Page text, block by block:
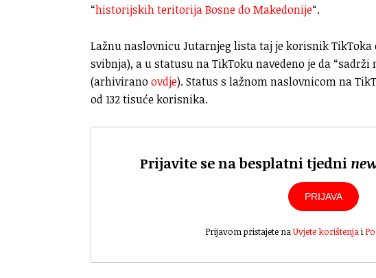
“historijskih teritorija Bosne do Makedonije“.
Lažnu naslovnicu Jutarnjeg lista taj je korisnik TikToka
svibnja), a u statusu na TikToku navedeno je da “sadrži
(arhiviranoovdje). Status s lažnom naslovnicom na
od 132 tisuće korisnika.
Prijavite se na besplatni tjedni
PRIJAVA
Prijavom pristajete naUvjete korištenjai